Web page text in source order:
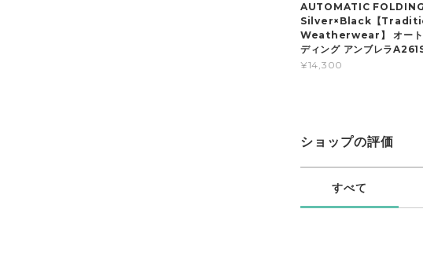
AUTOMATIC
Silver×Black【
Weatherwear】 オート
ディング アンブレラ
¥14,300
ショップの評価
すべて